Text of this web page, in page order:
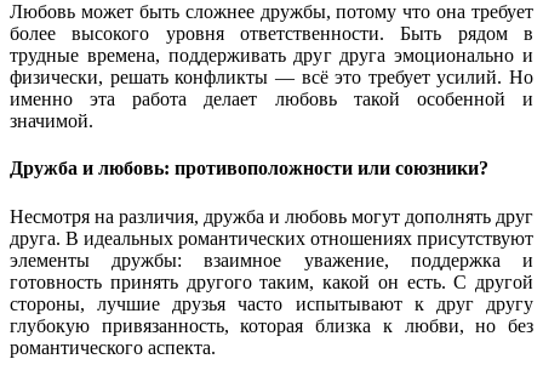
Любовь может быть сложнее дружбы, потому что она требует
более высокого уровня ответственности. Быть рядом в
трудные времена, поддерживать друг друга эмоционально и
физически, решать конфликты — всё это требует усилий. Но
именно эта работа делает любовь такой особенной и
значимой.
Дружба и любовь: противоположности или союзники?
Несмотря на различия, дружба и любовь могут дополнять друг
друга. В идеальных романтических отношениях присутствуют
элементы дружбы: взаимное уважение, поддержка и
готовность принять другого таким, какой он есть. С другой
стороны, лучшие друзья часто испытывают к друг другу
глубокую привязанность, которая близка к любви, но без
романтического аспекта.